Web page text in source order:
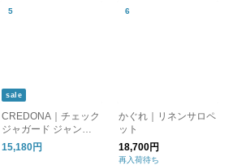
サロペット レディー
sale
CREDONA｜チェック
ジャガード ジャンプ
スーツ CHECK JQ JU
MP SUIT 1426130003
15,180円
かぐれ｜リネンサロペ
ット
18,700円
再入荷待ち